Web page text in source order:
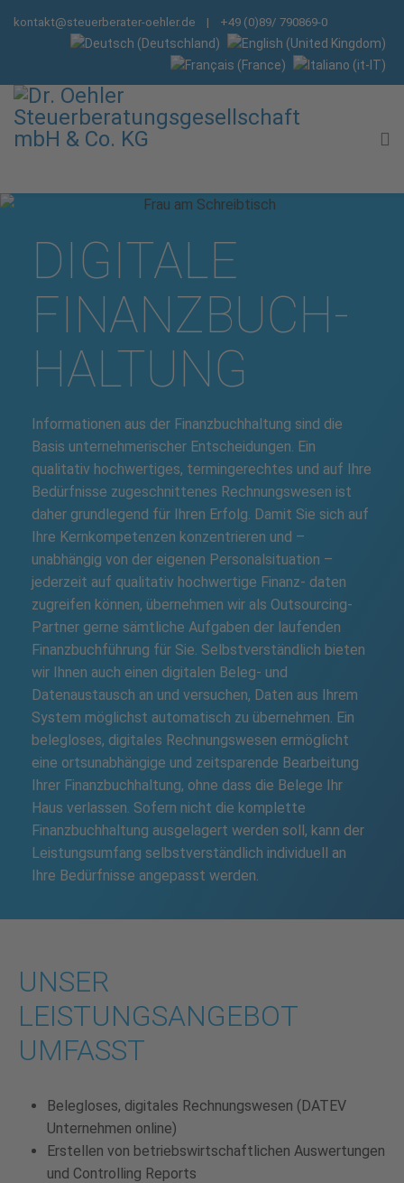
kontakt@steuerberater-oehler.de | +49 (0)89/ 790869-0
DIGITALE
FINANZ­BUCH­
HALTUNG
Informationen aus der Finanzbuchhaltung sind die
Basis unternehmerischer Entscheidungen. Ein
qualitativ hochwertiges, termingerechtes und auf Ihre
Bedürfnisse zugeschnittenes Rechnungswesen ist
daher grundlegend für Ihren Erfolg. Damit Sie sich auf
Ihre Kernkompetenzen konzentrieren und –
unabhängig von der eigenen Personalsituation –
jederzeit auf qualitativ hochwertige Finanz- daten
zugreifen können, übernehmen wir als Outsourcing-
Partner gerne sämtliche Aufgaben der laufenden
Finanzbuchführung für Sie. Selbstverständlich bieten
wir Ihnen auch einen digitalen Beleg- und
Datenaustausch an und versuchen, Daten aus Ihrem
System möglichst automatisch zu übernehmen. Ein
belegloses, digitales Rechnungswesen ermöglicht
eine ortsunabhängige und zeitsparende Bearbeitung
Ihrer Finanzbuchhaltung, ohne dass die Belege Ihr
Haus verlassen. Sofern nicht die komplette
Finanzbuchhaltung ausgelagert werden soll, kann der
Leistungsumfang selbstverständlich individuell an
Ihre Bedürfnisse angepasst werden.
UNSER
LEISTUNGSANGEBOT
UMFASST
Belegloses, digitales Rechnungswesen (DATEV
Unternehmen online)
Erstellen von betriebswirtschaftlichen Auswertungen
und Controlling Reports